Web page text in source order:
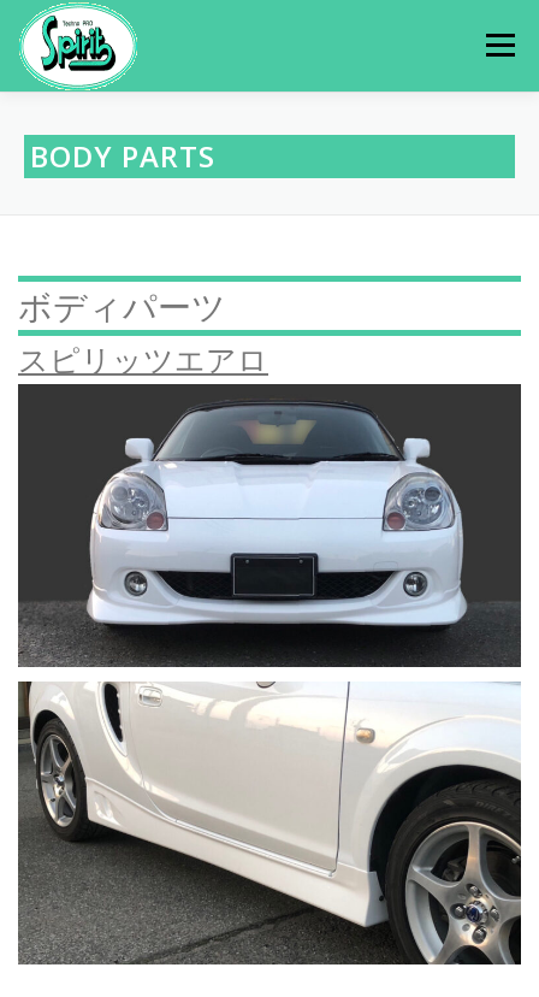
メニュー
HOME WHAT’S NEW SSRA走行会
LINK CAMPANY
BODY PARTS
ボディパーツ
スピリッツエアロ